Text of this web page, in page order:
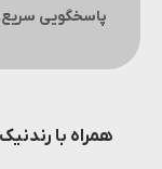
پاسخگویی سریع
همراه با رندنیک